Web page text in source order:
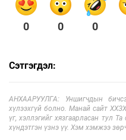
0 0 0
Сэтгэгдэл:
АНХААРУУЛГА: Уншигчдын
хүлээхгүй болно. Манай сайт
үг, хэллэгийг хязгаарласан тул
хүндэтгэн үзнэ үү. Хэм хэмжээ